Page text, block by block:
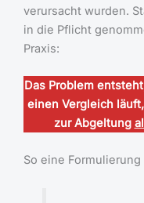
verursacht wurden.
in die Pflicht
Praxis:
Das Problem
einen Vergleich
zur Abgeltung
So eine